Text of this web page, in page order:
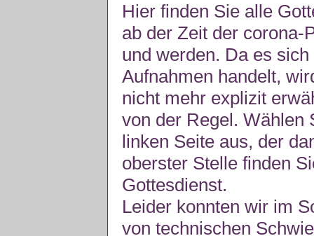
Hier finden Sie alle
ab der Zeit der corona-
und werden. Da es
Aufnahmen handelt,
nicht mehr explizit
von der Regel. Wählen
linken Seite aus, der
oberster Stelle finden
Gottesdienst.
Leider konnten wir im
von technischen